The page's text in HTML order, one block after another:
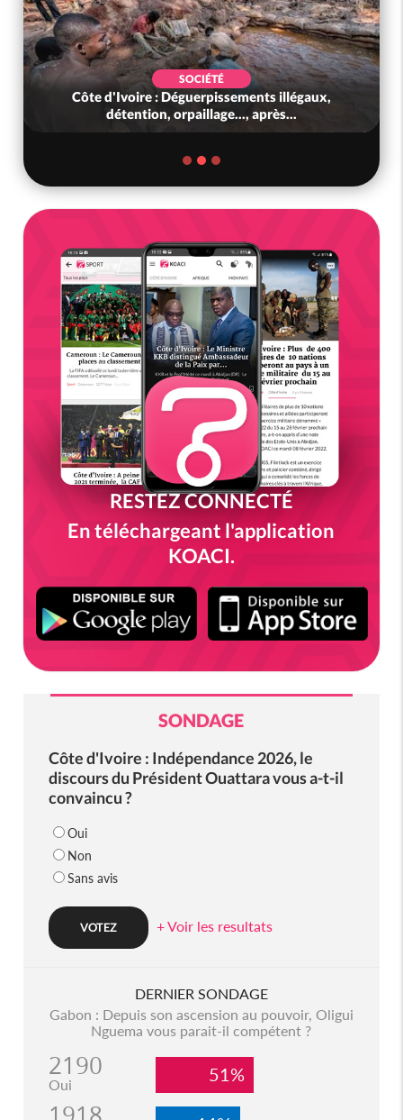
SOCIÉTÉ
Côte d'Ivoire : Déguerpissements illégaux,
détention, orpaillage..., après...
RESTEZ CONNECTÉ
En téléchargeant l'application
KOACI.
SONDAGE
Côte d'Ivoire : Indépendance 2026, le
discours du Président Ouattara vous a-t-il
convaincu ?
Oui
Non
Sans avis
+ Voir les resultats
DERNIER SONDAGE
Gabon : Depuis son ascension au pouvoir, Oligui
Nguema vous parait-il compétent ?
2190
Oui 51%